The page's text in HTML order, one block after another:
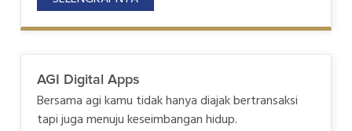
AGI Digital Apps
Bersama agi kamu tidak hanya diajak bertransaksi
tapi juga menuju keseimbangan hidup.